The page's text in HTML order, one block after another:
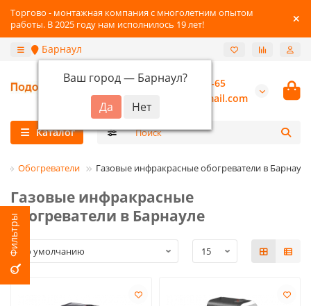
Торгово - монтажная компания с многолетним опытом
работы. В 2025 году нам исполнилось 19 лет!
Барнаул
Ваш город — Барнаул?
+7-3852-22-41-65
burannsk@gmail.com
Каталог
Обогреватели Газовые инфракрасные обогреватели в Барнауле
Газовые инфракрасные
обогреватели в Барнауле